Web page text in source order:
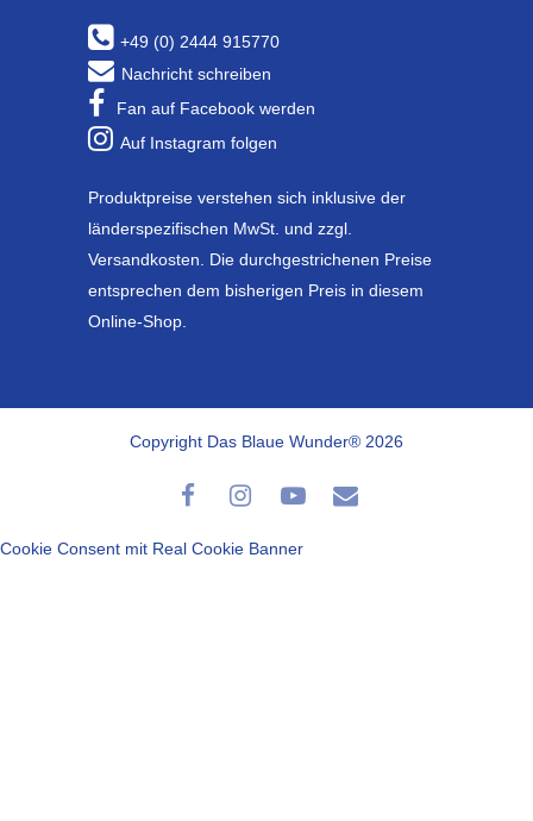
+49 (0) 2444 915770
Nachricht schreiben
Fan auf Facebook werden
Auf Instagram folgen
Produktpreise verstehen sich inklusive der
länderspezifischen MwSt. und zzgl.
Versandkosten. Die durchgestrichenen Preise
entsprechen dem bisherigen Preis in diesem
Online-Shop.
Copyright Das Blaue Wunder® 2026
Cookie Consent mit Real Cookie Banner